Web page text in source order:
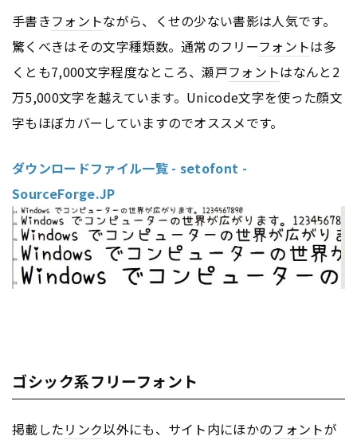
手書きフォントながら、くせの少ない書影は人気です。
驚くべきはその文字種類数。通常のフリーフォントは多
くとも7,000文字程度なところ、瀬戸フォントはなんと2
万5,000文字を越えています。Unicode文字を使った顔文
字もほぼカバーしていますのでオススメです。
ダウンロードファイル一覧 - setofont -
SourceForge.JP
ゴシック系フリーフォント
掲載したリンク以外にも、サイト内にほかのフォントが